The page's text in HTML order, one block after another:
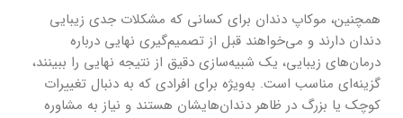
همچنین، موکاپ دندان برای کسانی که مشکلات جدی زیبایی
دندان دارند و می‌خواهند قبل از تصمیم‌گیری نهایی درباره
درمان‌های زیبایی، یک شبیه‌سازی دقیق از نتیجه نهایی را ببینند،
گزینه‌ای مناسب است. به‌ویژه برای افرادی که به دنبال تغییرات
کوچک یا بزرگ در ظاهر دندان‌هایشان هستند و نیاز به مشاوره